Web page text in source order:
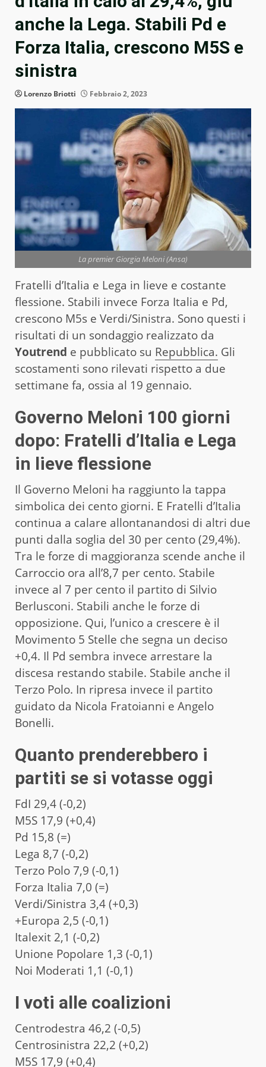
anche la Lega. Stabili Pd e
Forza Italia, crescono M5S e
sinistra
Lorenzo Briotti Febbraio 2, 2023
La premier Giorgia Meloni (Ansa)
Fratelli d’Italia e Lega in lieve e costante
flessione. Stabili invece Forza Italia e Pd,
crescono M5s e Verdi/Sinistra. Sono questi i
risultati di un sondaggio realizzato da
Youtrend e pubblicato su Repubblica. Gli
scostamenti sono rilevati rispetto a due
settimane fa, ossia al 19 gennaio.
Governo Meloni 100 giorni
dopo: Fratelli d’Italia e Lega
in lieve flessione
Il Governo Meloni ha raggiunto la tappa
simbolica dei cento giorni. E Fratelli d’Italia
continua a calare allontanandosi di altri due
punti dalla soglia del 30 per cento (29,4%).
Tra le forze di maggioranza scende anche il
Carroccio ora all’8,7 per cento. Stabile
invece al 7 per cento il partito di Silvio
Berlusconi. Stabili anche le forze di
opposizione. Qui, l’unico a crescere è il
Movimento 5 Stelle che segna un deciso
+0,4. Il Pd sembra invece arrestare la
discesa restando stabile. Stabile anche il
Terzo Polo. In ripresa invece il partito
guidato da Nicola Fratoianni e Angelo
Bonelli.
Quanto prenderebbero i
partiti se si votasse oggi
FdI 29,4 (-0,2)
M5S 17,9 (+0,4)
Pd 15,8 (=)
Lega 8,7 (-0,2)
Terzo Polo 7,9 (-0,1)
Forza Italia 7,0 (=)
Verdi/Sinistra 3,4 (+0,3)
+Europa 2,5 (-0,1)
Italexit 2,1 (-0,2)
Unione Popolare 1,3 (-0,1)
Noi Moderati 1,1 (-0,1)
I voti alle coalizioni
Centrodestra 46,2 (-0,5)
Centrosinistra 22,2 (+0,2)
M5S 17,9 (+0,4)